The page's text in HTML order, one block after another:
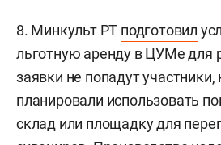
8. Минкульт РТ подготовил
льготную аренду в ЦУМе для
заявки не попадут
планировали использовать
склад или площадку для